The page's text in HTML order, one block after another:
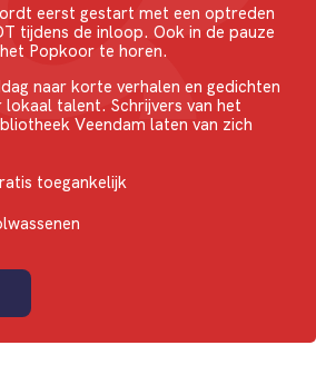
eerst gestart met een optreden
tijdens de inloop. Ook in de pauze
Popkoor te horen.
naar korte verhalen en gedichten
lokaal talent. Schrijvers van het
Veendam laten van zich
toegankelijk